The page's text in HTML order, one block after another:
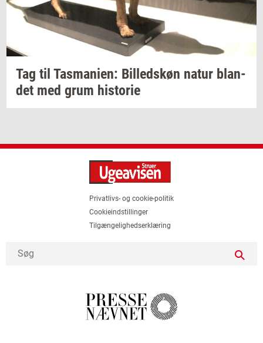
Tag til Tas­ma­ni­en: Bil­leds­køn natur blan­
det med grum hi­sto­rie
Privatlivs- og cookie-politik
Cookieindstillinger
Tilgængelighedserklæring